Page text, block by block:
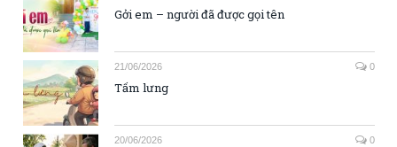
Gởi em – người đã được gọi tên
21/06/2026 0
Tấm lưng
20/06/2026 0